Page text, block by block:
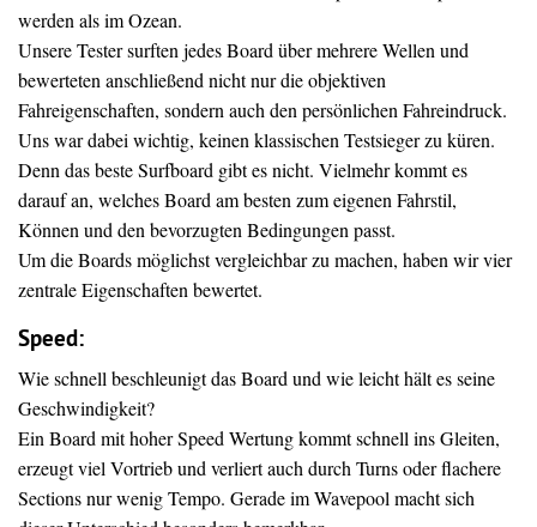
werden als im Ozean.
Unsere Tester surften jedes Board über mehrere Wellen und
bewerteten anschließend nicht nur die objektiven
Fahreigenschaften, sondern auch den persönlichen Fahreindruck.
Uns war dabei wichtig, keinen klassischen Testsieger zu küren.
Denn das beste Surfboard gibt es nicht. Vielmehr kommt es
darauf an, welches Board am besten zum eigenen Fahrstil,
Können und den bevorzugten Bedingungen passt.
Um die Boards möglichst vergleichbar zu machen, haben wir vier
zentrale Eigenschaften bewertet.
Speed:
Wie schnell beschleunigt das Board und wie leicht hält es seine
Geschwindigkeit?
Ein Board mit hoher Speed Wertung kommt schnell ins Gleiten,
erzeugt viel Vortrieb und verliert auch durch Turns oder flachere
Sections nur wenig Tempo. Gerade im Wavepool macht sich